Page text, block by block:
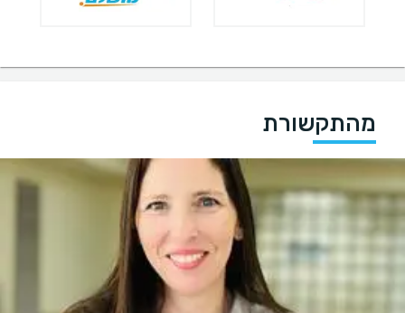
מהתקשורת